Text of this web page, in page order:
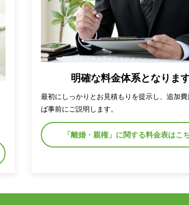
明確な料金体系となりま
最初にしっかりとお見積もりを提示し、追加
ば事前にご説明します。
「離婚・親権」に関する料金表はこ